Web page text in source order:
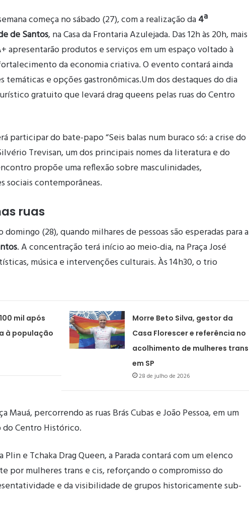
começa no sábado (27), com a realização da4ª
de Santos, na Casa da Frontaria Azulejada. Das 12h às 20h, mais
apresentarão produtos e serviços em um espaço voltado à
da economia criativa. O evento contará ainda
temáticas e opções gastronômicas.Um dos destaques do dia
gratuito que levará drag queens pelas ruas do Centro
participar do bate-papo “Seis balas num buraco só: a crise do
Trevisan, um dos principais nomes da literatura e do
propõe uma reflexão sobre masculinidades,
sociais contemporâneas.
ruas
(28), quando milhares de pessoas são esperadas para a
. A concentração terá início ao meio-dia, na Praça José
música e intervenções culturais. Às 14h30, o trio
mil após
à população
Morre Beto Silva, gestor da
Casa Florescer e referência no
acolhimento de mulheres trans
em SP
28 de julho de 2026
Mauá, percorrendo as ruas Brás Cubas e João Pessoa, em um
do Centro Histórico.
Plin e Tchaka Drag Queen, a Parada contará com um elenco
por mulheres trans e cis, reforçando o compromisso do
e da visibilidade de grupos historicamente sub-